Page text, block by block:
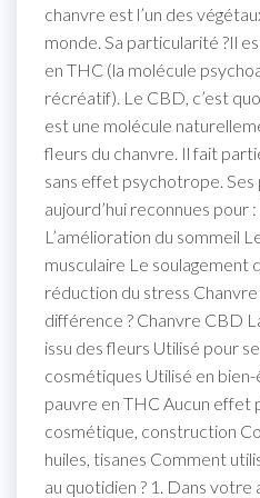
chanvre est l’un des
monde. Sa particularité ?Il
en THC (la molécule
récréatif). Le CBD, c’est
est une molécule
fleurs du chanvre. Il fait
sans effet psychotrope.
aujourd’hui reconnues pour
L’amélioration du sommeil
musculaire Le soulagement
réduction du stress
différence ? Chanvre CBD
issu des fleurs Utilisé pour
cosmétiques Utilisé en
pauvre en THC Aucun effet
cosmétique, construction
huiles, tisanes Comment
au quotidien ? 1. Dans